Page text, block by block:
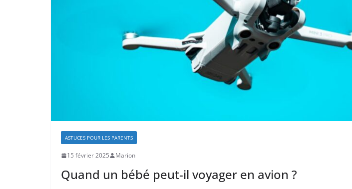
ASTUCES POUR LES PARENTS
15 février 2025 Marion
Quand un bébé peut-il voyager en avion ?